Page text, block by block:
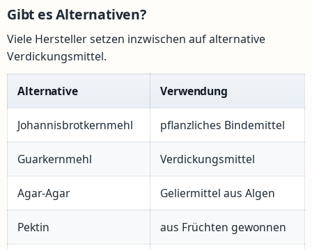
Gibt es Alternativen?
Viele Hersteller setzen inzwischen auf alternative
Verdickungsmittel.
Alternative Verwendung
Johannisbrotkernmehl pflanzliches Bindemittel
Guarkernmehl Verdickungsmittel
Agar-Agar Geliermittel aus Algen
Pektin aus Früchten gewonnen